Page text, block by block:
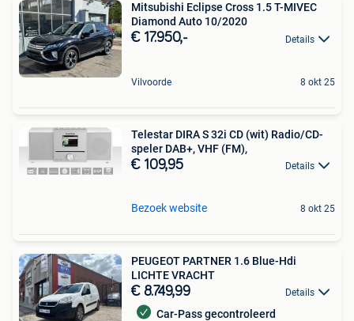
Mitsubishi Eclipse Cross 1.5 T-MIVEC
Diamond Auto 10/2020
€ 17.950,- Details
Vilvoorde 8 okt 25
Telestar DIRA S 32i CD (wit) Radio/CD-
speler DAB+, VHF (FM),
€ 109,95 Details
Bezoek website 8 okt 25
PEUGEOT PARTNER 1.6 Blue-Hdi
LICHTE VRACHT
€ 8.749,99 Details
Car-Pass gecontroleerd